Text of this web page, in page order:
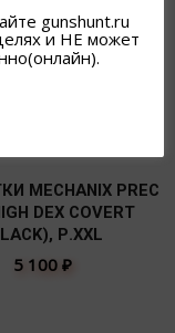
MECHANIX
DEX COVERT
Р.XXL
5 100 ₽
gunshunt.ru
и НЕ может